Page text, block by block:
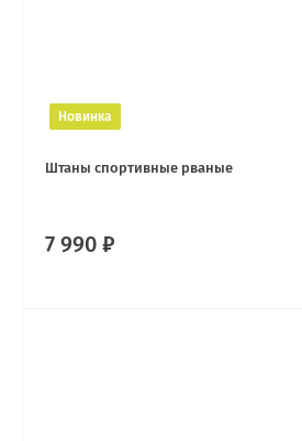
Новинка
Штаны спортивные рваные
7 990 ₽